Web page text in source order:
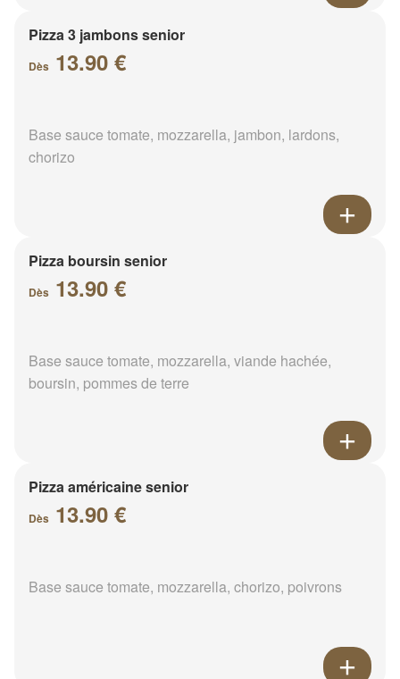
Pizza 3 jambons senior
Dès 13.90 €
Base sauce tomate, mozzarella, jambon, lardons,
chorizo
Pizza boursin senior
Dès 13.90 €
Base sauce tomate, mozzarella, viande hachée,
boursin, pommes de terre
Pizza américaine senior
Dès 13.90 €
Base sauce tomate, mozzarella, chorizo, poivrons